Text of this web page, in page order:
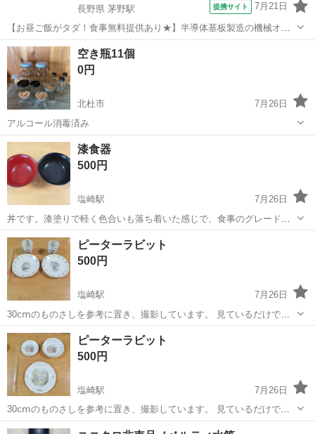
長野県 茅野駅
提携サイト 7月21日
【お昼ご飯がタダ！食事無料提供あり★】半導体基板製造の機械オペ
レーターや検査作業！未経験活躍中★カップル＆友達同士の応募OK！
赴任旅費会社負担★嬉しい無料送迎◎正社員登用制度あり！マイカー
通勤OK！無料駐車場完備！《長野県茅...
長野 茅野市 茅野駅 その他
空き瓶11個
0円
北杜市
7月26日
アルコール消毒済み
山梨 北杜市 食器
漆食器
500円
塩崎駅
7月26日
丼です。漆塗りで軽く色合いも落ち着いた感じで、食事のグレードア
ップに是非ご利用されてください。8/15まで、できるだけ早くとりに
きてくれる方を優先させていただきます。 よろしくおねがいします。
山梨 甲斐市 塩崎駅 食器
ピーターラビット
500円
塩崎駅
7月26日
30ⅽⅿのものさしを参考に置き、撮影しています。 見ているだけで、
とても温かい気持ちになりますね。ピーターラビットファンの方に、
是非お手に取って毎日の生活を豊かにしていただけたら、嬉しく思い
ます😊 8/15日まで、できるだけ...
山梨 甲斐市 塩崎駅 食器
ピーターラビット
500円
塩崎駅
7月26日
30ⅽⅿのものさしを参考に置き、撮影しています。 見ているだけで、
とても温かい気持ちになりますね。全く未使用です。ピーターラビッ
山梨 甲斐市 塩崎駅 食器